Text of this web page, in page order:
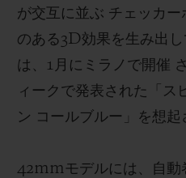
が交互に並ぶ チェッカ
のある3D効果を生み出
は、1月にミラノで開催
ィークで発表された「ス
ン コールブルー」を想起
42mmモデルには、自動